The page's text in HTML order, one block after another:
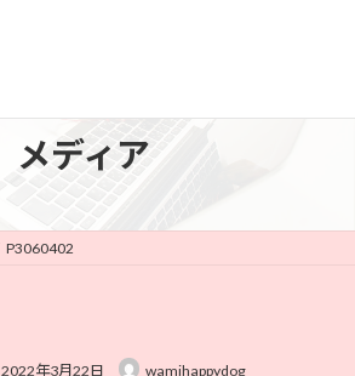
メディア
P3060402
最
2022年3月22日 wamihappydog